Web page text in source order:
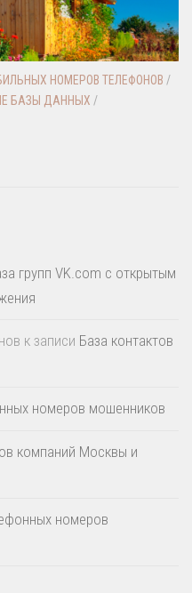
НОМЕРОВ ТЕЛЕФОНОВ /
БАЗЫ ДАННЫХ /
групп VK.com с открытым
к записи База контактов
номеров мошенников
компаний Москвы и
номеров